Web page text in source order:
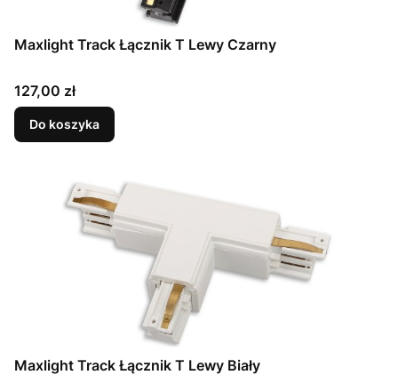
Maxlight Track Łącznik T Lewy Czarny
Cena
127,00 zł
Do koszyka
Maxlight Track Łącznik T Lewy Biały